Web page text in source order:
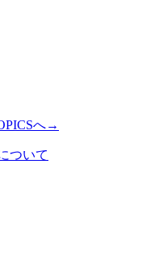
へ→
ついて